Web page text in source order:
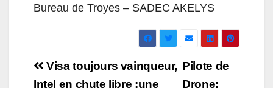
Bureau de Troyes – SADEC AKELYS
Navigation
Pilote de
Drone:
Visa toujours vainqueur,
Intel en chute libre :une